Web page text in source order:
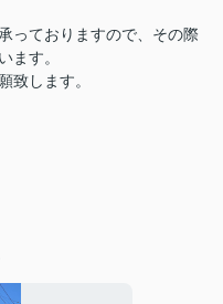
っておりますので、その際
ます。
致します。